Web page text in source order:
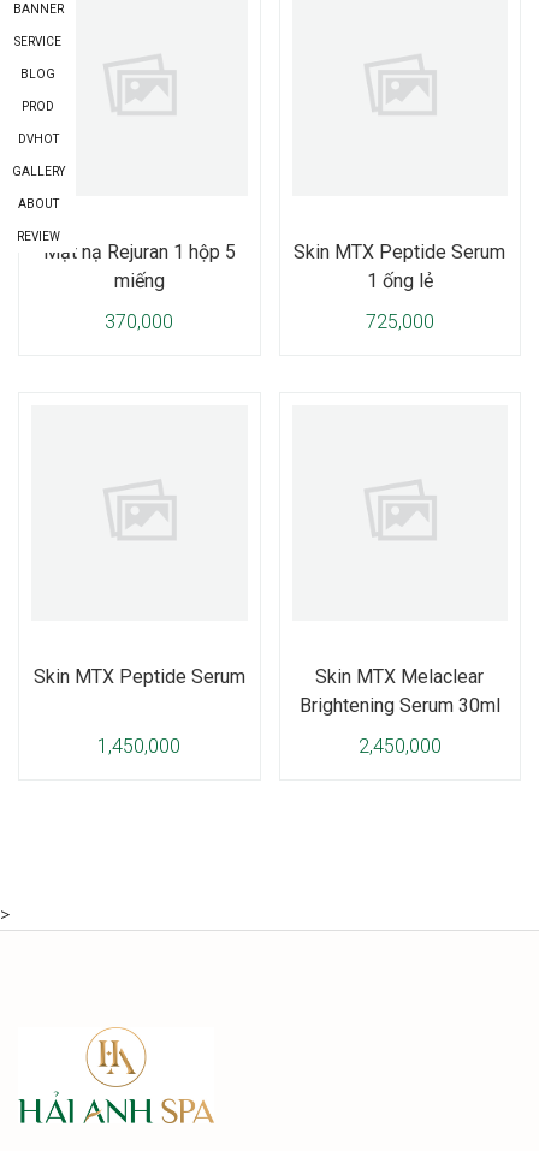
Mặt nạ Rejuran 1 hộp 5
miếng
370,000
Skin MTX Peptide Serum
1 ống lẻ
725,000
Skin MTX Peptide Serum
1,450,000
Skin MTX Melaclear
Brightening Serum 30ml
2,450,000
>
BANNER
SERVICE
BLOG
PROD
DVHOT
GALLERY
ABOUT
REVIEW